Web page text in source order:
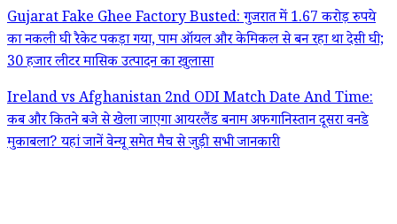
Gujarat Fake Ghee Factory Busted: गुजरात में 1.67 करोड़ रुपये
का नकली घी रैकेट पकड़ा गया, पाम ऑयल और केमिकल से बन रहा था देसी घी;
30 हजार लीटर मासिक उत्पादन का खुलासा
Ireland vs Afghanistan 2nd ODI Match Date And Time:
कब और कितने बजे से खेला जाएगा आयरलैंड बनाम अफगानिस्तान दूसरा वनडे
मुकाबला? यहां जानें वेन्यू समेत मैच से जुड़ी सभी जानकारी